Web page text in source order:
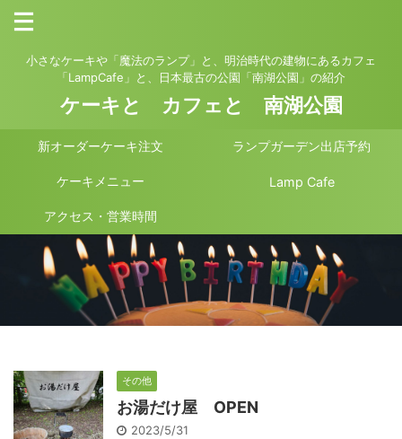
小さなケーキや「魔法のランプ」と、明治時代の建物にあるカフェ
「LampCafe」と、日本最古の公園「南湖公園」の紹介
ケーキと カフェと 南湖公園
新オーダーケーキ注文 ランプガーデン出店予約
ケーキメニュー Lamp Cafe
アクセス・営業時間
その他
お湯だけ屋 OPEN
2023/5/31